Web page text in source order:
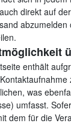
direkt auf
enthält
was
umfasst.
dem für die